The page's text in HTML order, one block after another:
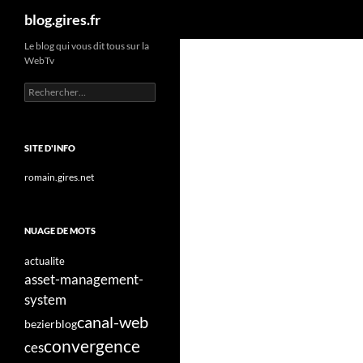
Aller
contenu
blog.gires.fr
Le blog qui vous dit tous sur la
WebTv
Rechercher :
SITE D'INFO
romain.gires.net
NUAGE DE MOTS
actualite
asset-management-
system
bezierblogcanal-web
cesconvergence